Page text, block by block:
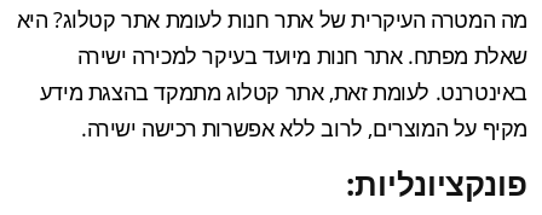
מה המטרה העיקרית של אתר חנות לעומת אתר קטלוג? היא
שאלת מפתח. אתר חנות מיועד בעיקר למכירה ישירה
באינטרנט. לעומת זאת, אתר קטלוג מתמקד בהצגת מידע
מקיף על המוצרים, לרוב ללא אפשרות רכישה ישירה.
פונקציונליות: